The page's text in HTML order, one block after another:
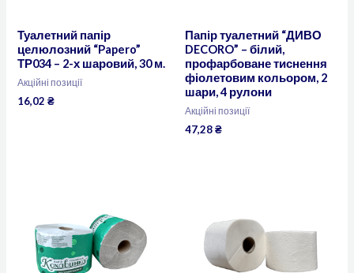
Туалетний папір
целюлозний “Papero”
ТР034 – 2-х шаровий, 30 м.
Акційні позиції
16,02₴
Папір туалетний “ДИВО
DECORO” – білий,
профарбоване тиснення
фіолетовим кольором, 2
шари, 4 рулони
Акційні позиції
47,28₴